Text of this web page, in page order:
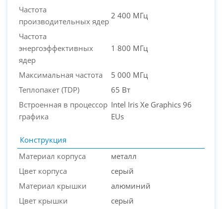
Частота
производительных ядер
2 400 МГц
Частота
энергоэффективных
ядер
1 800 МГц
Максимальная частота
5 000 МГц
Теплопакет (TDP)
65 Вт
Встроенная в процессор
графика
Intel Iris Xe Graphics 96
EUs
Конструкция
Материал корпуса
металл
Цвет корпуса
серый
Материал крышки
алюминий
Цвет крышки
серый